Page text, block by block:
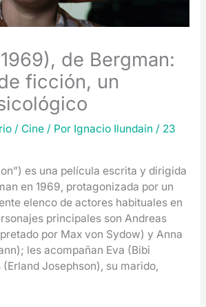
de Bergman:
ficción, un
/ Cine/ Por Ignacio Ilundain / 23
es una película escrita y dirigida
en 1969, protagonizada por un
elenco de actores habituales en
principales son Andreas
por Max von Sydow) y Anna
les acompañan Eva (Bibi
Josephson), su marido,